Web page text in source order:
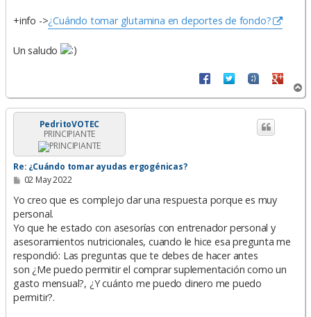
+info ->¿Cuándo tomar glutamina en deportes de fondo?
Un saludo
r
r
PedritoVOTEC
PRINCIPIANTE
Re: ¿Cuándo tomar ayudas ergogénicas?
M
n
a
j
e
02 May 2022
Yo creo que es complejo dar una respuesta porque es muy
personal.
Yo que he estado con asesorías con entrenador personal y
asesoramientos nutricionales, cuando le hice esa pregunta me
respondió: Las preguntas que te debes de hacer antes
son ¿Me puedo permitir el comprar suplementación como un
gasto mensual?, ¿Y cuánto me puedo dinero me puedo
permitir?.